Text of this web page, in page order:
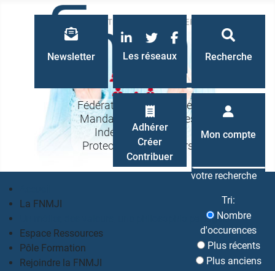
Fédération Nationale des
Mandataires Judiciaires
Indépendants à la
Protection des Majeurs
La FNMJI
Un métier, des valeurs, une philosophie partagés
Espace Ressources
Pôle Formation
Rejoindre la FNMJI
Recherche
Recherche
votre recherche
Tri:
Nombre
d'occurences
Plus récents
Plus anciens
Les réseaux
LinkedInTwitterFacebook
Newsletter
Mon compte
Adhérer
Créer
Contribuer